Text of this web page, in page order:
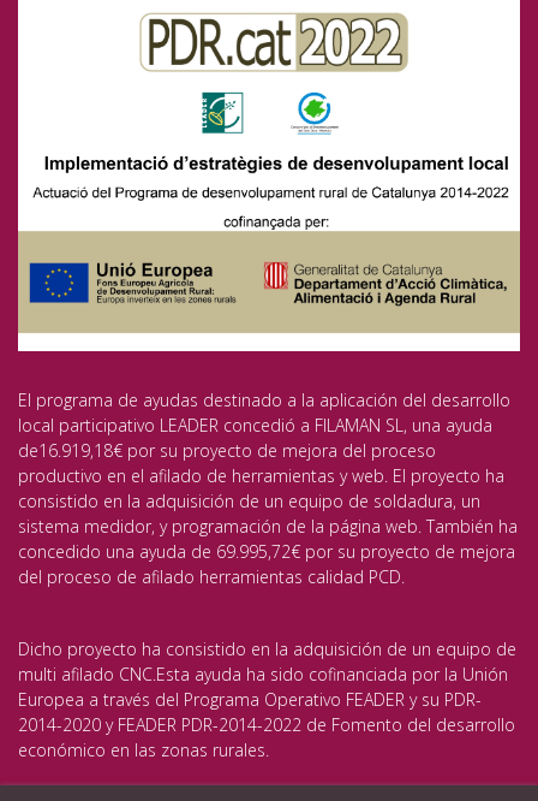
El programa de ayudas destinado a la aplicación del desarrollo
local participativo LEADER concedió a FILAMAN SL, una ayuda
de16.919,18€ por su proyecto de mejora del proceso
productivo en el afilado de herramientas y web. El proyecto ha
consistido en la adquisición de un equipo de soldadura, un
sistema medidor, y programación de la página web. También ha
concedido una ayuda de 69.995,72€ por su proyecto de mejora
del proceso de afilado herramientas calidad PCD.
Dicho proyecto ha consistido en la adquisición de un equipo de
multi afilado CNC.Esta ayuda ha sido cofinanciada por la Unión
Europea a través del Programa Operativo FEADER y su PDR-
2014-2020 y FEADER PDR-2014-2022 de Fomento del desarrollo
económico en las zonas rurales.